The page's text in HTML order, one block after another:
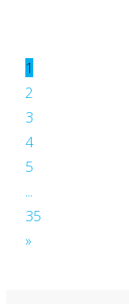
1
2
3
4
5
...
35
»